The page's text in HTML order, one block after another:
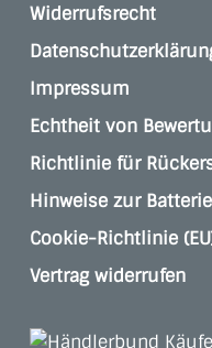
Widerrufsrecht
Impressum
Echtheit von
Richtlinie für
Hinweise zur
Cookie-Richtlinie
Vertrag widerrufen